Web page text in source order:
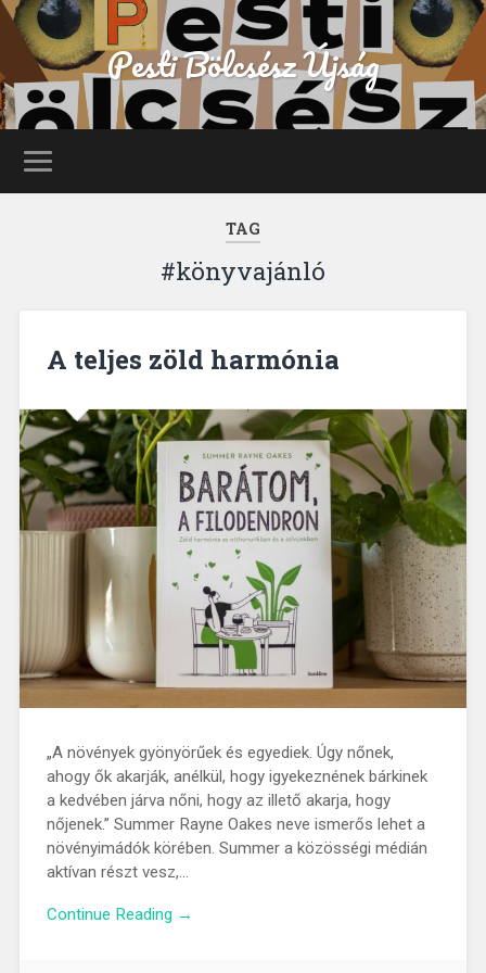
Pesti Bölcsész Újság
TAG
#könyvajánló
A teljes zöld harmónia
„A növények gyönyörűek és egyediek. Úgy nőnek,
ahogy ők akarják, anélkül, hogy igyekeznének bárkinek
a kedvében járva nőni, hogy az illető akarja, hogy
nőjenek.” Summer Rayne Oakes neve ismerős lehet a
növényimádók körében. Summer a közösségi médián
aktívan részt vesz,…
Continue Reading →